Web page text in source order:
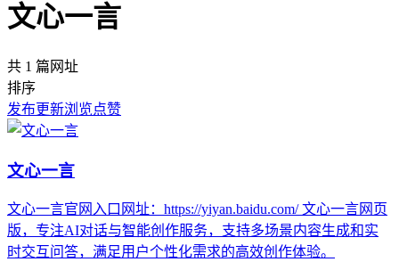
文心一言
共 1 篇网址
排序
发布更新浏览点赞
文心一言
文心一言官网入口网址：https://yiyan.baidu.com/ 文心一言网页
版，专注AI对话与智能创作服务，支持多场景内容生成和实
时交互问答，满足用户个性化需求的高效创作体验。